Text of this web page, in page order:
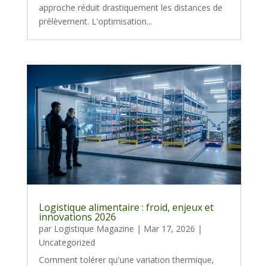
approche réduit drastiquement les distances de
prélèvement. L'optimisation...
Logistique alimentaire : froid, enjeux et
innovations 2026
par Logistique Magazine | Mar 17, 2026 |
Uncategorized
Comment tolérer qu'une variation thermique,